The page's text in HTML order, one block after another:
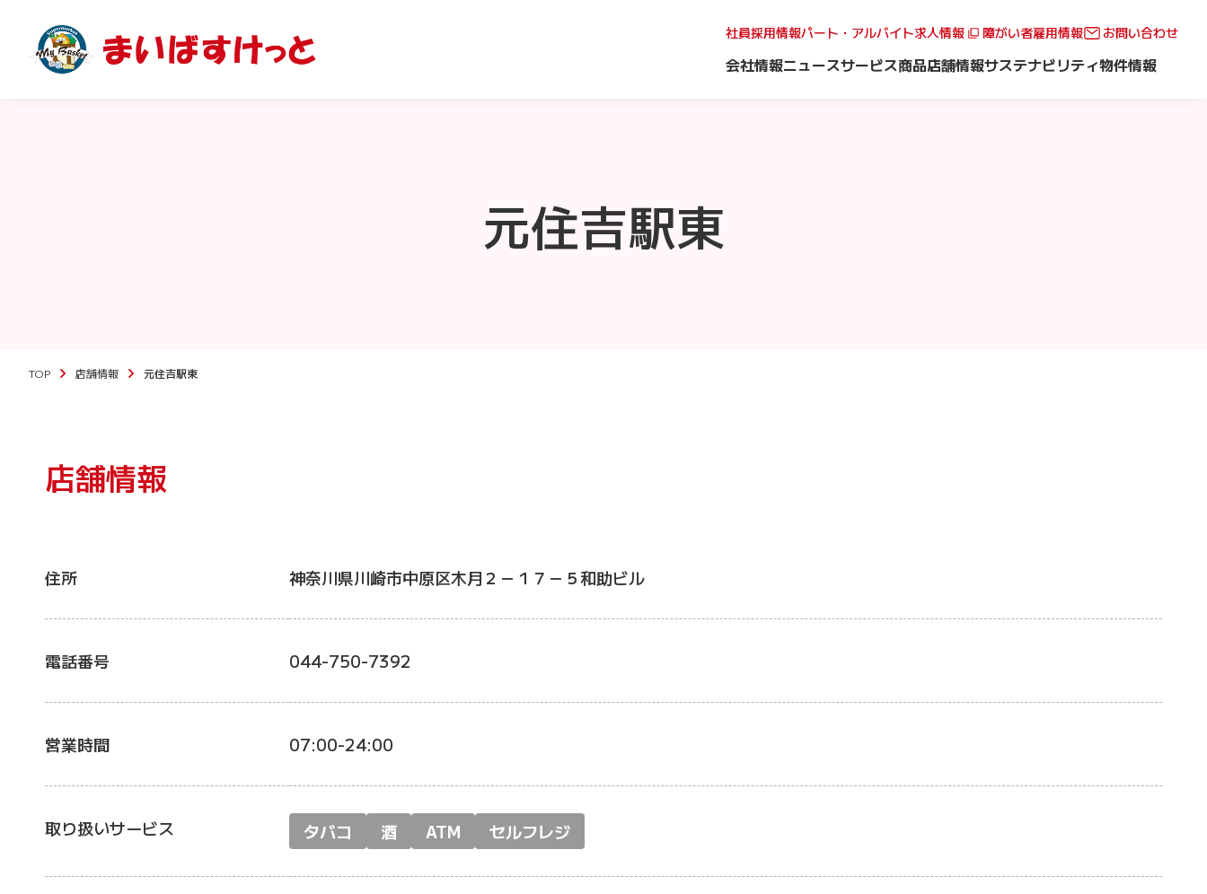
社員採用情報パート・アルバイト求人情報 障がい者雇用情報 お問い合わせ
会社情報ニュースサービス商品店舗情報サステナビリティ物件情報
元住吉駅東
TOP 店舗情報 元住吉駅東
店舗情報
住所 神奈川県川崎市中原区木月２－１７－５和助ビル
電話番号 044-750-7392
営業時間 07:00-24:00
取り扱いサービス タバコ 酒 ATM セルフレジ